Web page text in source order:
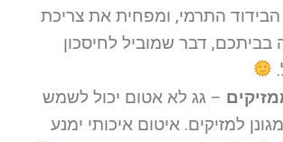
הבידוד התרמי, ומפחית את צריכת
בביתכם, דבר שמוביל לחיסכון
– גג לא אטום יכול לשמש
למזיקים. איטום איכותי ימנע